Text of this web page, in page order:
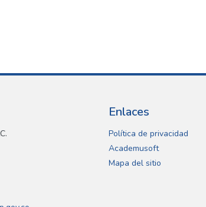
Enlaces
Política de privacidad
Academusoft
Mapa del sitio